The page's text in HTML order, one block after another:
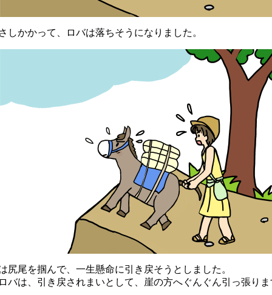
しかかって、ロバは落ちそうになりました。
尻尾を掴んで、一生懸命に引き戻そうとしました。
バは、引き戻されまいとして、崖の方へぐんぐん引っ張りま